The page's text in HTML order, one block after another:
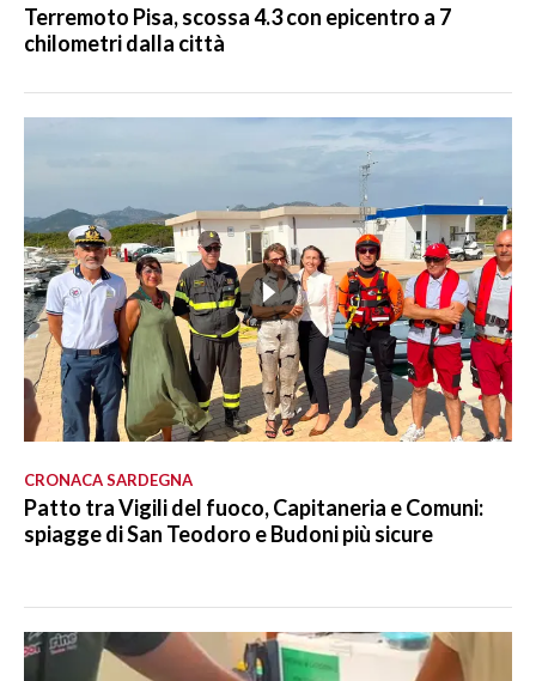
Terremoto Pisa, scossa 4.3 con epicentro a 7
chilometri dalla città
CRONACA SARDEGNA
Patto tra Vigili del fuoco, Capitaneria e Comuni:
spiagge di San Teodoro e Budoni più sicure